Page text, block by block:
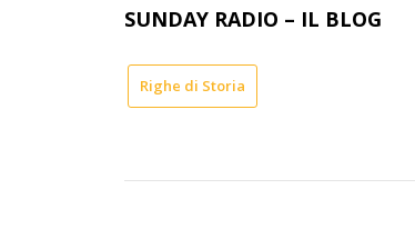
SUNDAY RADIO – IL BLOG
Righe di Storia